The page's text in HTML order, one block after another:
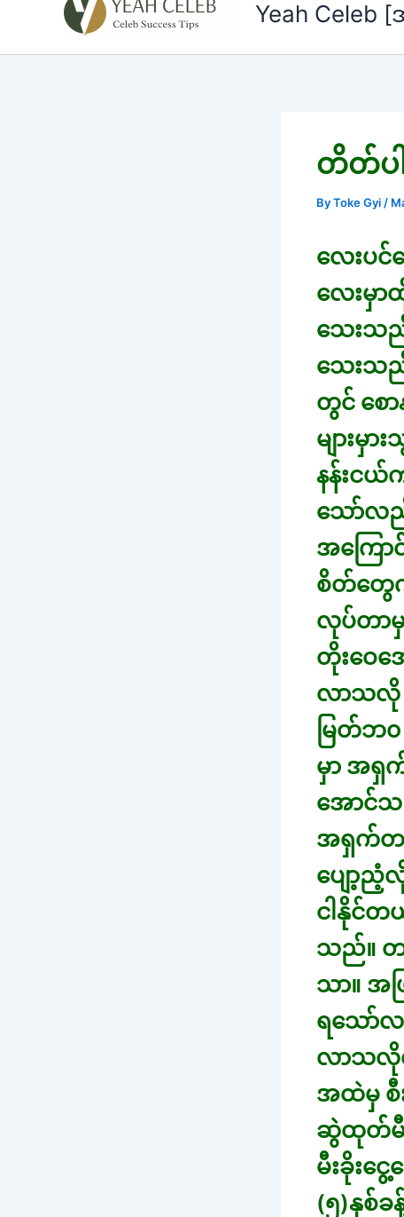
Yeah Celeb [
တိတ်ပ
ByToke Gyi /
လေးပင်
လေးမှာ
သေးသည်
သေးသည်
တွင် စေ
များမှ
နန်းငယ်
သော်လည်
အကြော
စိတ်တွေ
လုပ်တာ
တိုးဝေ
လာသလို
မြတ်ဘ
မှာ အရှ
အောင်
အရှက်တ
ပျော့ညံ့
ငါနိုင်
သည်။ တ
သာ။ အ
ရသော်လ
လာသလို
အထဲမှ
ဆွဲထုတ်မီ
မီးခိုးငွ
(၅)နှစ်